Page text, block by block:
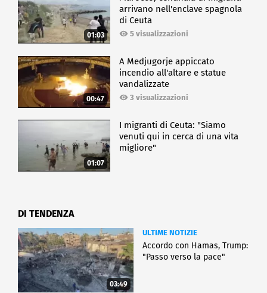
01:03
arrivano nell'enclave spagnola
di Ceuta
5 visualizzazioni
00:47
A Medjugorje appiccato
incendio all'altare e statue
vandalizzate
3 visualizzazioni
01:07
I migranti di Ceuta: "Siamo
venuti qui in cerca di una vita
migliore"
DI TENDENZA
03:49
ULTIME NOTIZIE
Accordo con Hamas, Trump:
"Passo verso la pace"